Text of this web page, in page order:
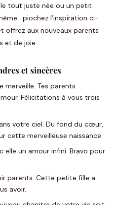
tout juste née ou un petit
: piochez l’inspiration ci-
offrez aux nouveaux parents
et de joie.
et sincères
merveille. Tes parents
Félicitations à vous trois
votre ciel. Du fond du cœur,
cette merveilleuse naissance.
elle un amour infini. Bravo pour
parents. Cette petite fille a
avoir.